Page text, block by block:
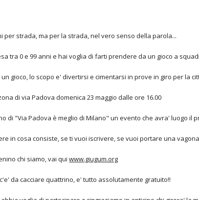
per strada, ma per la strada, nel vero senso della parola...
tra 0 e 99 anni e hai voglia di farti prendere da un gioco a
gioco, lo scopo e' divertirsi e cimentarsi in prove in giro per la
di via Padova domenica 23 maggio dalle ore 16.00
di "Via Padova è meglio di Milano" un evento che avra' luogo il
in cosa consiste, se ti vuoi iscrivere, se vuoi portare una
chi siamo, vai qui www.giugum.org
da cacciare quattrino, e' tutto assolutamente gratuito!!